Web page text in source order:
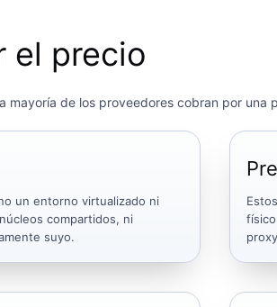
el precio
mayoría de los proveedores cobran por una
un entorno virtualizado ni
compartidos, ni
suyo.